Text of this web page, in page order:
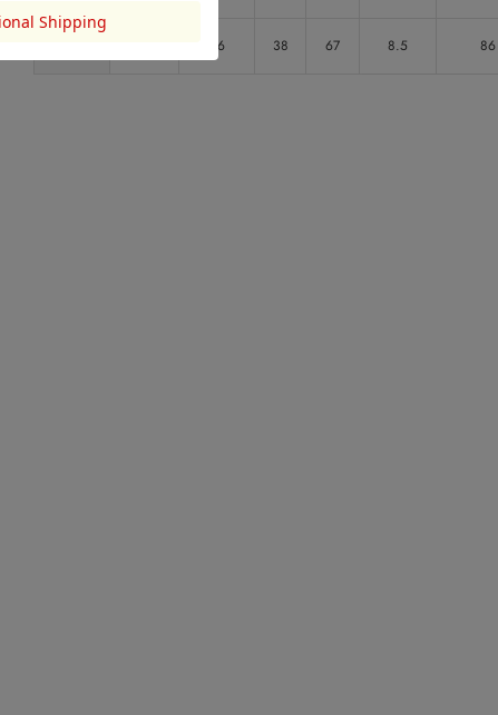
86 38 67 8.5 86